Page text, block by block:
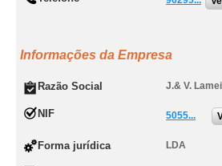
Informações da Empresa
Razão Social J.& V.
NIF 5055...
Forma jurídica LDA